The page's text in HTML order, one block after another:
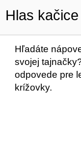
Hlas kačice
Hľadáte
svojej
odpovede pre
krížovky.